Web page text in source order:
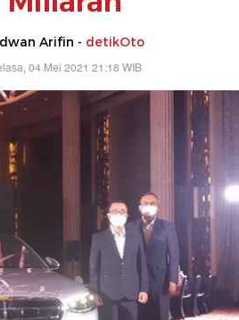
Arifin - detikOto
04 Mei 2021 21:18 WIB